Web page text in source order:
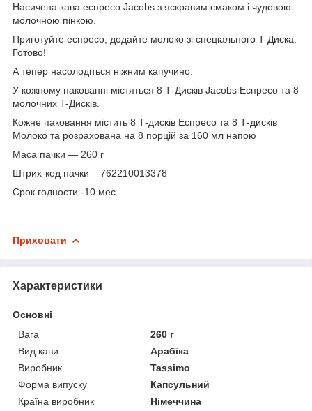
Насичена кава еспресо Jacobs з яскравим смаком і чудовою
молочною пінкою.
Приготуйте еспресо, додайте молоко зі спеціального T-Диска.
Готово!
А тепер насолодіться ніжним капучино.
У кожному пакованні містяться 8 Т-Дисків Jacobs Еспресо та 8
молочних T-Дисків.
Кожне паковання містить 8 Т-дисків Еспресо та 8 Т-дисків
Молоко та розрахована на 8 порцій за 160 мл напою
Маса пачки — 260 г
Штрих-код пачки – 762210013378
Срок годности -10 мес.
Приховати
Характеристики
Основні
Вага
260 г
Вид кави
Арабіка
Виробник
Tassimo
Форма випуску
Капсульний
Країна виробник
Німеччина